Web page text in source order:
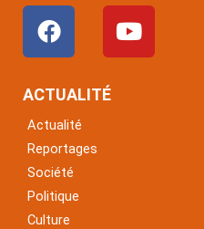
F
a
c
e
o
o
k
Y
o
u
ACTUALITÉ
Actualité
Reportages
Société
Politique
Culture